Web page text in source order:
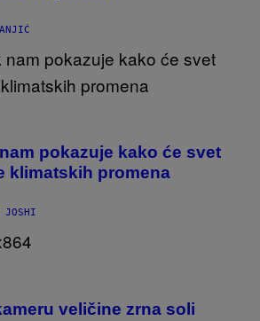
pokazuje kako će svet
klimatskih promena
JOSHI
veličine zrna soli